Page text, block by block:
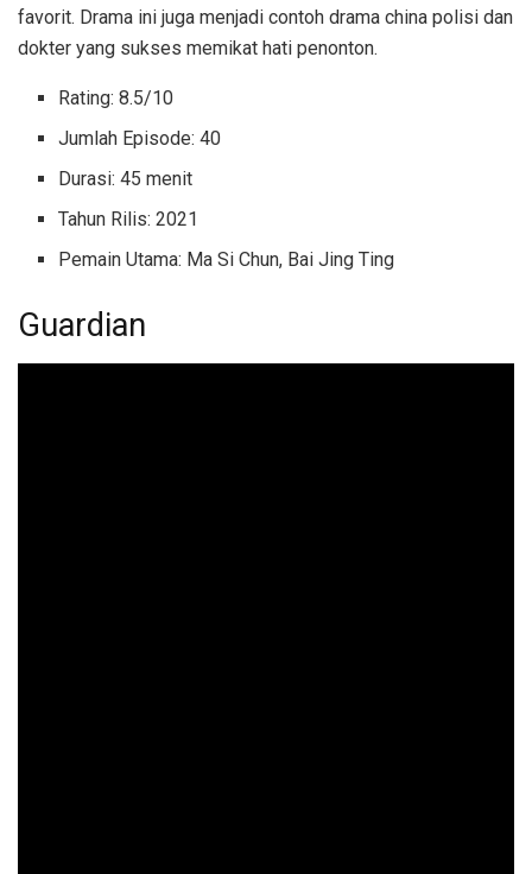
favorit. Drama ini juga menjadi contoh drama china polisi dan
dokter yang sukses memikat hati penonton.
Rating: 8.5/10
Jumlah Episode: 40
Durasi: 45 menit
Tahun Rilis: 2021
Pemain Utama: Ma Si Chun, Bai Jing Ting
Guardian